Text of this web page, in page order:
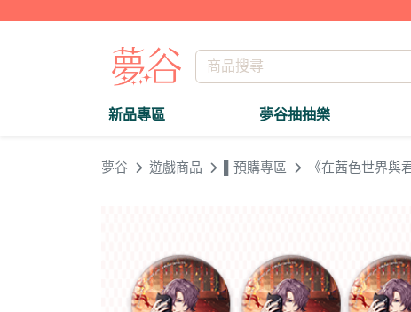
新品專區 夢谷抽抽樂
夢谷 遊戲商品 ▌預購專區 《在茜色世界與